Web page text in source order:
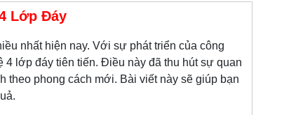
Lớp Đáy
nhất hiện nay. Với sự phát triển của công
4 lớp đáy tiên tiến. Điều này đã thu hút sự quan
theo phong cách mới. Bài viết này sẽ giúp bạn